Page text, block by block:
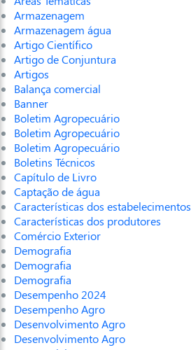
Armazenagem
Armazenagem água
Artigo Científico
Artigo de Conjuntura
Artigos
Balança comercial
Banner
Boletim Agropecuário
Boletim Agropecuário
Boletim Agropecuário
Boletins Técnicos
Capítulo de Livro
Captação de água
Características dos
Características dos produtores
Comércio Exterior
Demografia
Demografia
Demografia
Desempenho 2024
Desempenho Agro
Desenvolvimento Agro
Desenvolvimento Agro